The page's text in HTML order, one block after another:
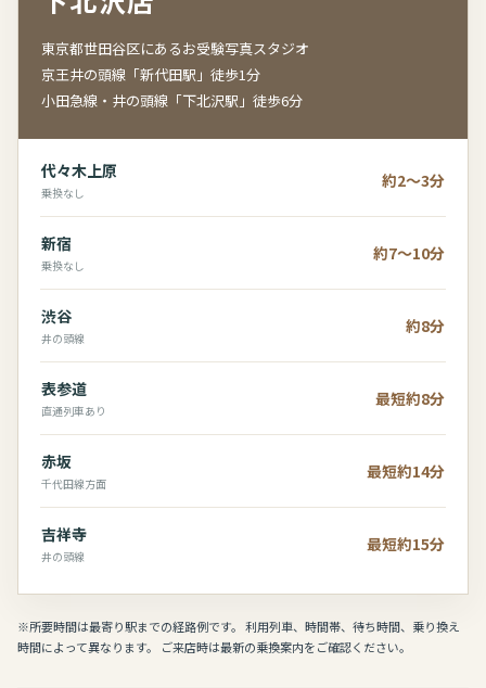
東京都世田谷区にあるお受験写真スタジオ
京王井の頭線「新代田駅」徒歩1分
小田急線・井の頭線「下北沢駅」徒歩6分
代々木上原
乗換なし
約2～3分
新宿
乗換なし
約7～10分
渋谷
井の頭線
約8分
表参道
直通列車あり
最短約8分
赤坂
千代田線方面
最短約14分
吉祥寺
井の頭線
最短約15分
※所要時間は最寄り駅までの経路例です。 利用列車、時間帯、待ち時間、乗り換え
時間によって異なります。 ご来店時は最新の乗換案内をご確認ください。